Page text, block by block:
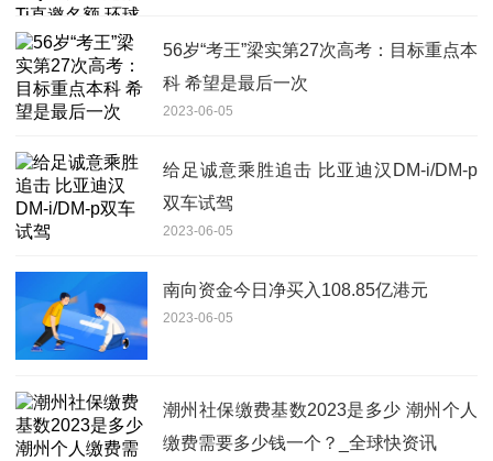
56岁“考王”梁实第27次高考：目标重点本
科 希望是最后一次
2023-06-05
给足诚意乘胜追击 比亚迪汉DM-i/DM-p
双车试驾
2023-06-05
南向资金今日净买入108.85亿港元
2023-06-05
潮州社保缴费基数2023是多少 潮州个人
缴费需要多少钱一个？_全球快资讯